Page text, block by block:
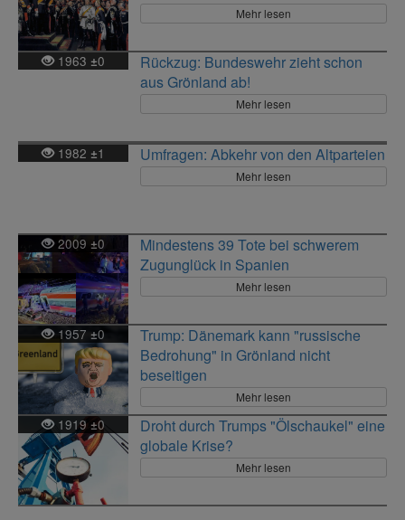
Mehr lesen
1963 ±0
Rückzug: Bundeswehr zieht schon
aus Grönland ab!
Mehr lesen
1982 ±1 Umfragen: Abkehr von den Altparteien
Mehr lesen
2009 ±0
Mindestens 39 Tote bei schwerem
Zugunglück in Spanien
Mehr lesen
1957±0
Trump: Dänemark kann "russische
Bedrohung" in Grönland nicht
beseitigen
Mehr lesen
1919 ±0
Droht durch Trumps "Ölschaukel" eine
globale Krise?
Mehr lesen